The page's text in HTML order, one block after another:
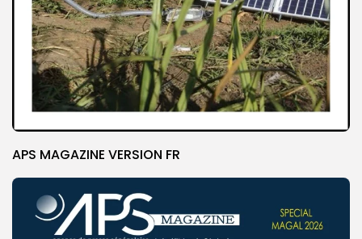
APS MAGAZINE VERSION FR